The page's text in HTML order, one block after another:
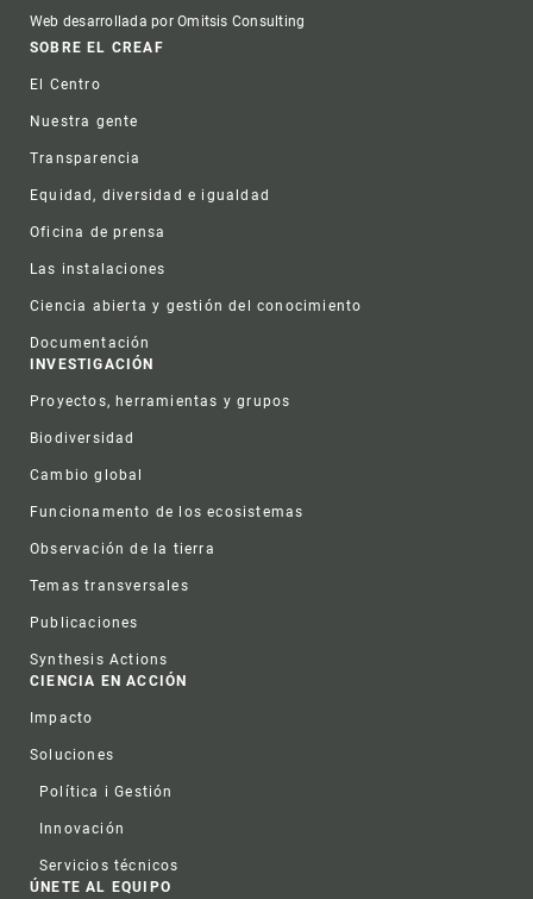
Web desarrollada por Omitsis Consulting
Footer
SOBRE EL CREAF
El Centro
Nuestra gente
Transparencia
Equidad, diversidad e igualdad
Oficina de prensa
Las instalaciones
Ciencia abierta y gestión del conocimiento
Documentación
INVESTIGACIÓN
Proyectos, herramientas y grupos
Biodiversidad
Cambio global
Funcionamento de los ecosistemas
Observación de la tierra
Temas transversales
Publicaciones
Synthesis Actions
CIENCIA EN ACCIÓN
Impacto
Soluciones
Política i Gestión
Innovación
Servicios técnicos
ÚNETE AL EQUIPO